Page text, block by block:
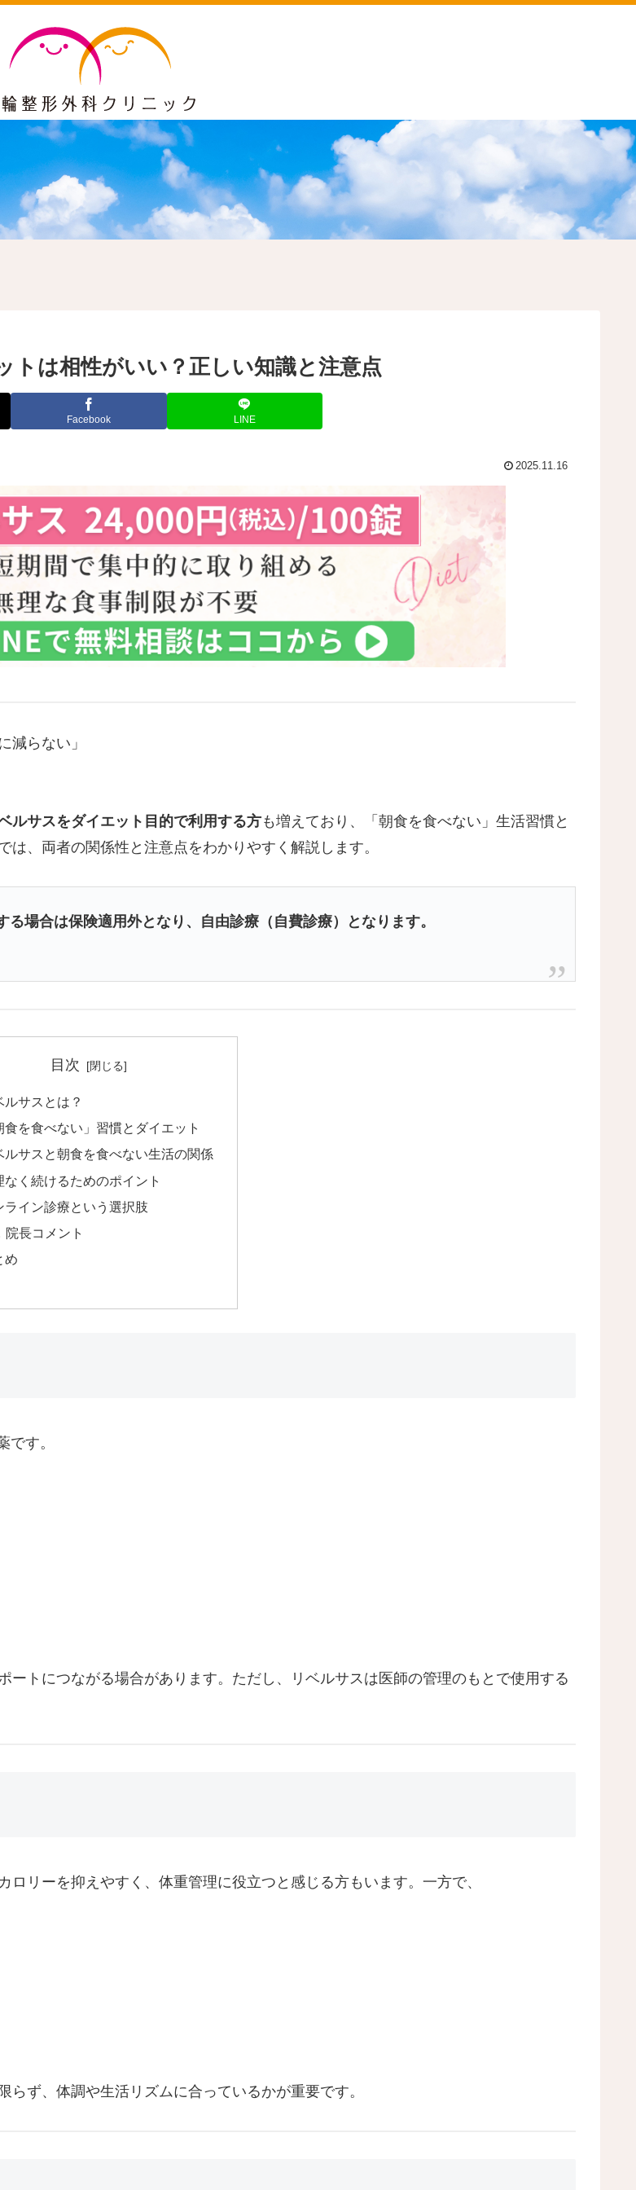
トは相性がいい？正しい知識と注意点
Facebook LINE
2025.11.16
減らない」
ルサスをダイエット目的で利用する方も増えており、「朝食を食べない」生活習慣と
、両者の関係性と注意点をわかりやすく解説します。
場合は保険適用外となり、自由診療（自費診療）となります。
目次
ルサスとは？
食を食べない」習慣とダイエット
ルサスと朝食を食べない生活の関係
なく続けるためのポイント
ライン診療という選択肢
院長コメント
め
です。
トにつながる場合があります。ただし、リベルサスは医師の管理のもとで使用する
リーを抑えやすく、体重管理に役立つと感じる方もいます。一方で、
ず、体調や生活リズムに合っているかが重要です。